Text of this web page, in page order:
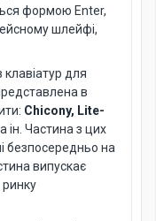
формою Enter,
шлейфі,
для
в
Chicony, Lite-
ін. Частина з цих
безпосередньо на
випускає
ринку